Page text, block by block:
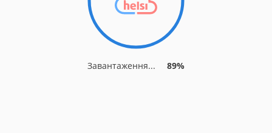
Завантаження... 89%